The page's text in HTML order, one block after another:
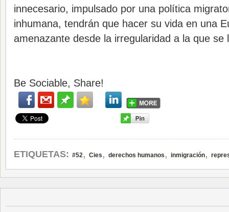
innecesario, impulsado por una política
inhumana, tendrán que hacer su vida en una
amenazante desde la irregularidad a la que se
Be Sociable, Share!
ETIQUETAS: #52, Cies , derechos humanos , inmigración,